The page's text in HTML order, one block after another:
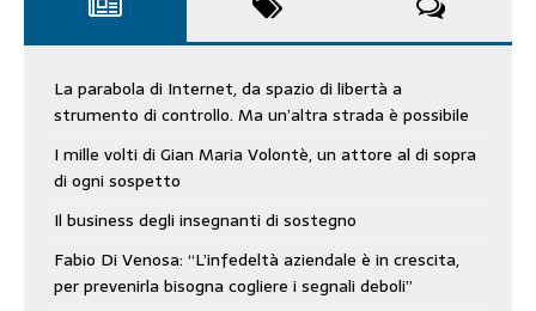
La parabola di Internet, da spazio di libertà a
strumento di controllo. Ma un’altra strada è possibile
I mille volti di Gian Maria Volontè, un attore al di sopra
di ogni sospetto
Il business degli insegnanti di sostegno
Fabio Di Venosa: “L’infedeltà aziendale è in crescita,
per prevenirla bisogna cogliere i segnali deboli”